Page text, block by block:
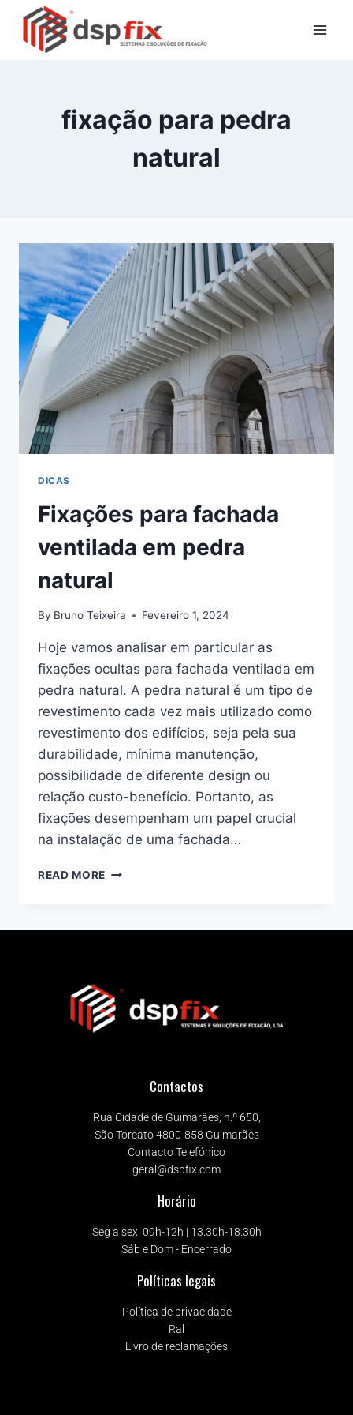
fixação para pedra
natural
DICAS
Fixações para fachada
ventilada em pedra
natural
By Bruno Teixeira Fevereiro 1, 2024
Hoje vamos analisar em particular as
fixações ocultas para fachada ventilada em
pedra natural. A pedra natural é um tipo de
revestimento cada vez mais utilizado como
revestimento dos edifícios, seja pela sua
durabilidade, mínima manutenção,
possibilidade de diferente design ou
relação custo-benefício. Portanto, as
fixações desempenham um papel crucial
na instalação de uma fachada…
READ MORE
Contactos
Rua Cidade de Guimarães, n.º 650,
São Torcato 4800-858 Guimarães
Contacto Telefónico
geral@dspfix.com
Horário
Seg a sex: 09h-12h | 13.30h-18.30h
Sáb e Dom - Encerrado
Políticas legais
Política de privacidade
Ral
Livro de reclamações